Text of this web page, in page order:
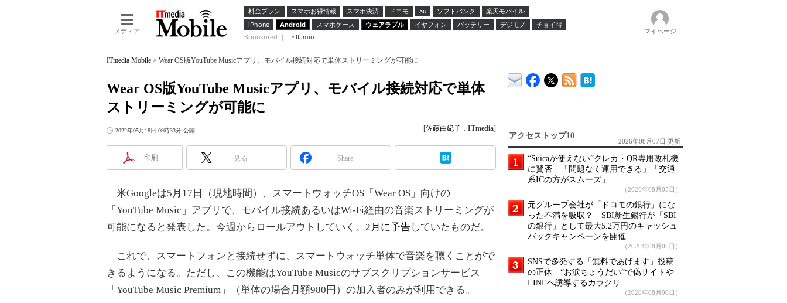
メディア
料金プラン スマホお得情報 スマホ決済 ドコモ au ソフトバンク
楽天モバイル
iPhone
Android スマホケース ウェアラブル イヤフォン バッテリー デジモノ
チョイ得
Sponsored ｜
IIJmio
マイページ
ITmedia Mobile > Wear OS版YouTube Musicアプリ、モバイル接続対応で単体ストリーミングが可能に
Wear OS版YouTube Musicアプリ、モバイル接続対応で単体
ストリーミングが可能に
2022年05月18日 09時33分 公開 [佐藤由紀子 ， ITmedia]
印刷 見る Share
米Googleは5月17日（現地時間）、スマートウォッチOS「Wear OS」向けの
「YouTube Music」アプリで、モバイル接続あるいはWi-Fi経由の音楽ストリーミングが
可能になると発表した。今週からロールアウトしていく。 2月に予告していたものだ。
これで、スマートフォンと接続せずに、スマートウォッチ単体で音楽を聴くことがで
きるようになる。ただし、この機能はYouTube Musicのサブスクリプションサービス
「YouTube Music Premium」（単体の場合月額980円）の加入者のみが利用できる。
アクセストップ10
2026年08月07日 更新
“Suicaが使えない”クレカ・QR専用改札機
に賛否 「問題なく運用できる」「交通
系ICの方がスムーズ」
（2026年08月05日）
元グループ会社が「ドコモの銀行」にな
った不満を吸収？ SBI新生銀行が「SBI
の銀行」として最大5.2万円のキャッシュ
バックキャンペーンを開催
（2026年08月05日）
SNSで多発する「無料であげます」投稿
の正体 “お涙ちょうだい”で偽サイトや
LINEへ誘導するカラクリ
（2026年08月06日）